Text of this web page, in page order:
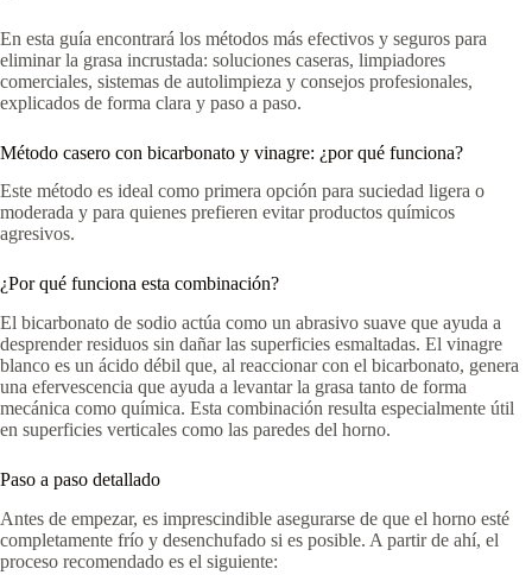
En esta guía encontrará los métodos más efectivos y seguros para
eliminar la grasa incrustada: soluciones caseras, limpiadores
comerciales, sistemas de autolimpieza y consejos profesionales,
explicados de forma clara y paso a paso.
Método casero con bicarbonato y vinagre: ¿por qué funciona?
Este método es ideal como primera opción para suciedad ligera o
moderada y para quienes prefieren evitar productos químicos
agresivos.
¿Por qué funciona esta combinación?
El bicarbonato de sodio actúa como un abrasivo suave que ayuda a
desprender residuos sin dañar las superficies esmaltadas. El vinagre
blanco es un ácido débil que, al reaccionar con el bicarbonato, genera
una efervescencia que ayuda a levantar la grasa tanto de forma
mecánica como química. Esta combinación resulta especialmente útil
en superficies verticales como las paredes del horno.
Paso a paso detallado
Antes de empezar, es imprescindible asegurarse de que el horno esté
completamente frío y desenchufado si es posible. A partir de ahí, el
proceso recomendado es el siguiente: